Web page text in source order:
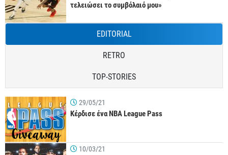
τελειώσει το συμβόλαιό μου»
EDITORIAL
RETRO
TOP-STORIES
29/05/21
Κέρδισε ένα NBA League Pass
10/03/21